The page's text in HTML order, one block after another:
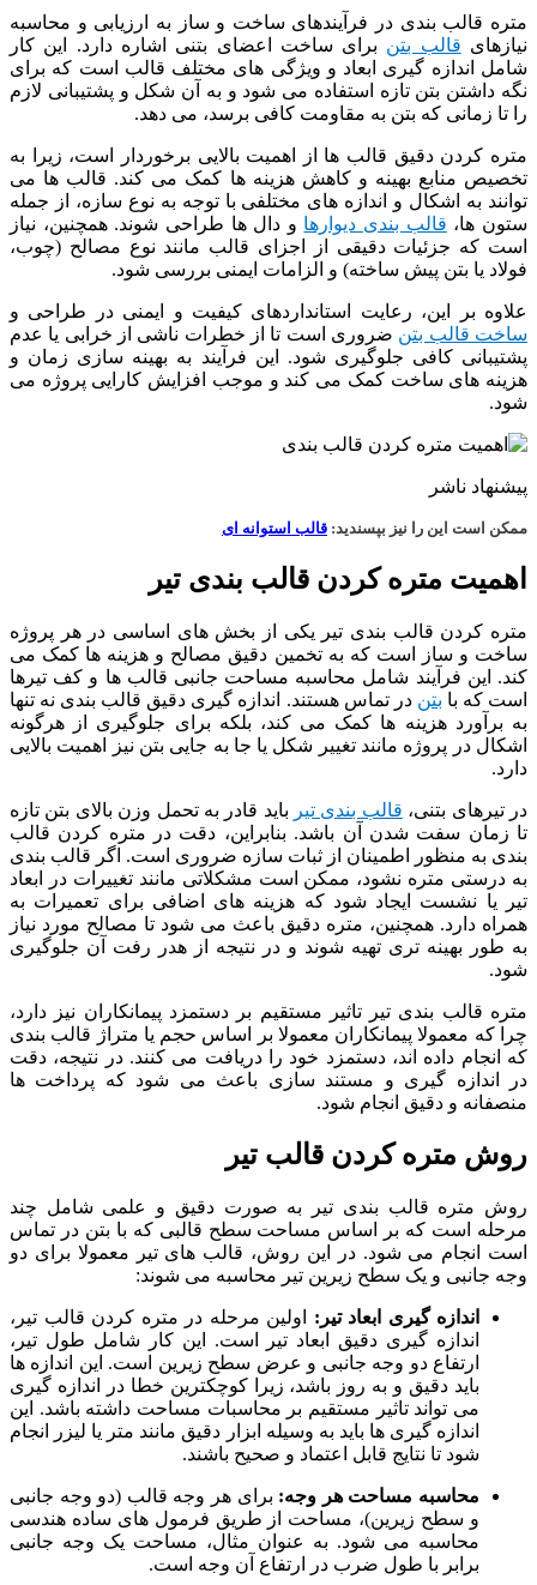
متره قالب بندی در فرآیندهای ساخت و ساز به ارزیابی و محاسبه
نیازهای قالب بتن برای ساخت اعضای بتنی اشاره دارد. این کار
شامل اندازه گیری ابعاد و ویژگی‌ های مختلف قالب است که برای
نگه داشتن بتن تازه استفاده می ‌شود و به آن شکل و پشتیبانی لازم
را تا زمانی که بتن به مقاومت کافی برسد، می دهد.
متره کردن دقیق قالب ‌ها از اهمیت بالایی برخوردار است، زیرا به
تخصیص منابع بهینه و کاهش هزینه ‌ها کمک می ‌کند. قالب ها می
‌توانند به اشکال و اندازه‌ های مختلفی با توجه به نوع سازه، از جمله
ستون‌ ها، قالب بندی دیوارها و دال‌ ها طراحی شوند. همچنین، نیاز
است که جزئیات دقیقی از اجزای قالب مانند نوع مصالح (چوب،
فولاد یا بتن پیش ساخته) و الزامات ایمنی بررسی شود.
علاوه بر این، رعایت استانداردهای کیفیت و ایمنی در طراحی و
ساخت قالب ‌بتن ضروری است تا از خطرات ناشی از خرابی یا عدم
پشتیبانی کافی جلوگیری شود. این فرآیند به بهینه سازی زمان و
هزینه ‌های ساخت کمک می‌ کند و موجب افزایش کارایی پروژه می
‌شود.
پیشنهاد ناشر
ممکن است این را نیز بپسندید: قالب استوانه ای
اهمیت متره کردن قالب بندی تیر
متره کردن قالب بندی تیر یکی از بخش ‌های اساسی در هر پروژه
ساخت ‌و ساز است که به تخمین دقیق مصالح و هزینه ‌ها کمک می‌
کند. این فرآیند شامل محاسبه مساحت جانبی قالب ‌ها و کف تیرها
است که با بتن در تماس هستند. اندازه گیری دقیق قالب بندی نه تنها
به برآورد هزینه ‌ها کمک می ‌کند، بلکه برای جلوگیری از هرگونه
اشکال در پروژه مانند تغییر شکل یا جا به جایی بتن نیز اهمیت بالایی
دارد.
در تیرهای بتنی، قالب بندی تیر باید قادر به تحمل وزن بالای بتن تازه
تا زمان سفت شدن آن باشد. بنابراین، دقت در متره کردن قالب
بندی به منظور اطمینان از ثبات سازه ضروری است. اگر قالب بندی
به درستی متره نشود، ممکن است مشکلاتی مانند تغییرات در ابعاد
تیر یا نشست ایجاد شود که هزینه ‌های اضافی برای تعمیرات به
همراه دارد. همچنین، متره دقیق باعث می ‌شود تا مصالح مورد نیاز
به ‌طور بهینه تری تهیه شوند و در نتیجه از هدر رفت آن جلوگیری
شود.
متره قالب بندی تیر تاثیر مستقیم بر دستمزد پیمانکاران نیز دارد،
چرا که معمولا پیمانکاران معمولا بر اساس حجم یا متراژ قالب بندی
که انجام داده ‌اند، دستمزد خود را دریافت می ‌کنند. در نتیجه، دقت
در اندازه گیری و مستند سازی باعث می ‌شود که پرداخت‌ ها
منصفانه و دقیق انجام شود.
روش متره کردن قالب تیر
روش متره قالب بندی تیر به صورت دقیق و علمی شامل چند
مرحله است که بر اساس مساحت سطح قالبی که با بتن در تماس
است انجام می ‌شود. در این روش، قالب‌ های تیر معمولا برای دو
وجه جانبی و یک سطح زیرین تیر محاسبه می ‌شوند:
اندازه گیری ابعاد تیر: اولین مرحله در متره کردن قالب تیر،
اندازه گیری دقیق ابعاد تیر است. این کار شامل طول تیر،
ارتفاع دو وجه جانبی و عرض سطح زیرین است. این اندازه‌ ها
باید دقیق و به روز باشد، زیرا کوچکترین خطا در اندازه گیری
می ‌تواند تاثیر مستقیم بر محاسبات مساحت داشته باشد. این
اندازه گیری ‌ها باید به وسیله ابزار دقیق مانند متر یا لیزر انجام
شود تا نتایج قابل اعتماد و صحیح باشند.
محاسبه مساحت هر وجه: برای هر وجه قالب (دو وجه جانبی
و سطح زیرین)، مساحت از طریق فرمول ‌های ساده هندسی
محاسبه می‌ شود. به عنوان مثال، مساحت یک وجه جانبی
برابر با طول ضرب در ارتفاع آن وجه است.